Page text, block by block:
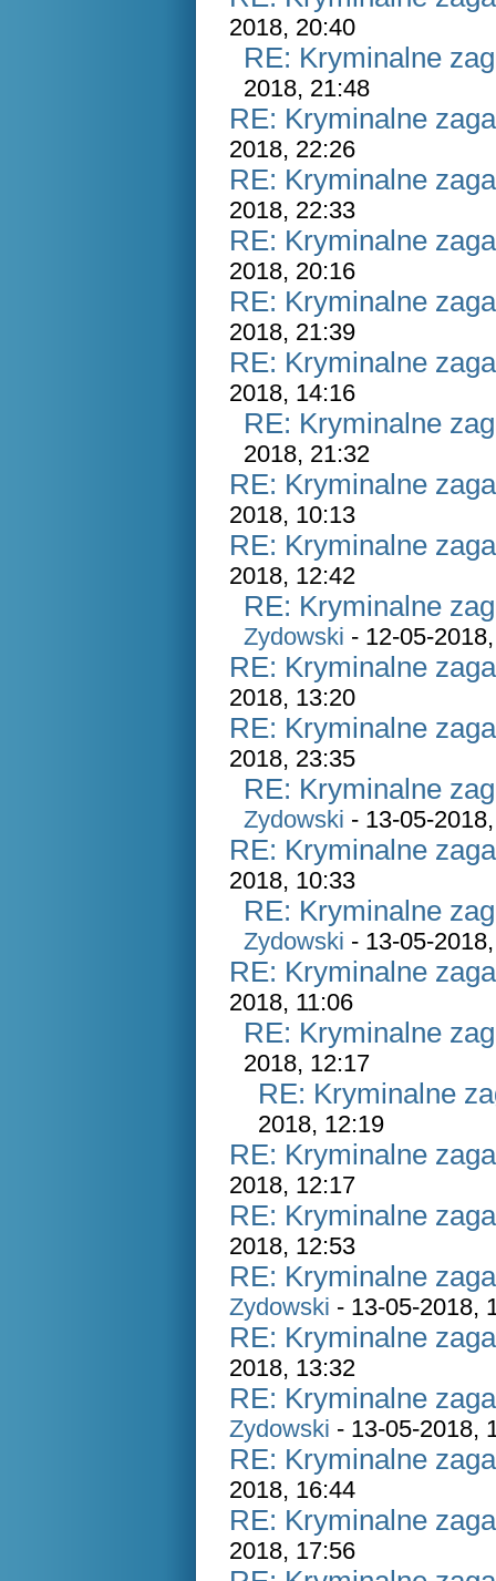
2018, 20:40
RE: Kryminalne
2018, 21:48
RE: Kryminalne
2018, 22:26
RE: Kryminalne
2018, 22:33
RE: Kryminalne
2018, 20:16
RE: Kryminalne
2018, 21:39
RE: Kryminalne
2018, 14:16
RE: Kryminalne
2018, 21:32
RE: Kryminalne
2018, 10:13
RE: Kryminalne
2018, 12:42
RE: Kryminalne
Zydowski - 12-05-
RE: Kryminalne
2018, 13:20
RE: Kryminalne
2018, 23:35
RE: Kryminalne
Zydowski - 13-05-
RE: Kryminalne
2018, 10:33
RE: Kryminalne
Zydowski - 13-05-
RE: Kryminalne
2018, 11:06
RE: Kryminalne
2018, 12:17
RE: Kryminalne
2018, 12:19
RE: Kryminalne
2018, 12:17
RE: Kryminalne
2018, 12:53
RE: Kryminalne
Zydowski - 13-05-2018,
RE: Kryminalne
2018, 13:32
RE: Kryminalne
Zydowski - 13-05-2018,
RE: Kryminalne
2018, 16:44
RE: Kryminalne
2018, 17:56